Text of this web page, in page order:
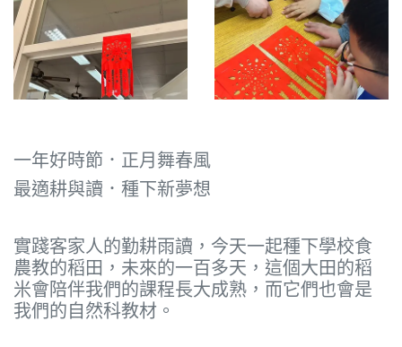
一年好時節．正月舞春風
最適耕與讀．種下新夢想
實踐客家人的勤耕雨讀，今天一起種下學校食
農教的稻田，未來的一百多天，這個大田的稻
米會陪伴我們的課程長大成熟，而它們也會是
我們的自然科教材。